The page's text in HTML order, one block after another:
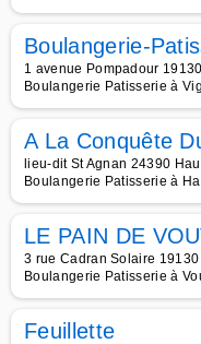
Boulangerie-
1 avenue Pompadour
Boulangerie Patisserie à
A La Conquête
lieu-dit St Agnan 24390
Boulangerie Patisserie à
LE PAIN DE
3 rue Cadran Solaire
Boulangerie Patisserie à
Feuillette